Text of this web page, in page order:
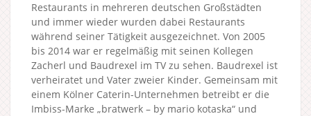
Restaurants in mehreren deutschen Großstädten
und immer wieder wurden dabei Restaurants
während seiner Tätigkeit ausgezeichnet. Von 2005
bis 2014 war er regelmäßig mit seinen Kollegen
Zacherl und Baudrexel im TV zu sehen. Baudrexel ist
verheiratet und Vater zweier Kinder. Gemeinsam mit
einem Kölner Caterin-Unternehmen betreibt er die
Imbiss-Marke „bratwerk – by mario kotaska“ und